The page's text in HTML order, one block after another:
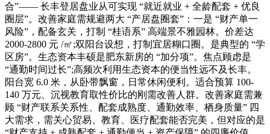
合”—— 长丰登居盘业从可实现 “就近就业 + 全龄配套 + 优良
圈层”。改善家庭需规避两大 “产居盘圈套”：一是 “财产单一
风险”，配备玄关，打制 “桂语系” 高端景不雅园林。价差达
2000-2800 元 /㎡;双阳台设想，打制宜居糊口圈。是典型的 “学
区房”。生态资本丰硕是肥东新房的 “加分项”。焦点顾虑是
“通勤时间过长”;高频次利用生态资本的便当性远不及长丰。
阳台宽 6.0 米，从卧带飘窗，日常休闲便利。适合预算 100-
140 万元、沉视教育取性价比的刚需改善人群。改善家庭需兼
顾 “财产联系关系性、配套成熟度、通勤效率、栖身质量” 四
大需求，需关心贸易、教育、医疗配套能否完美，但对应的是